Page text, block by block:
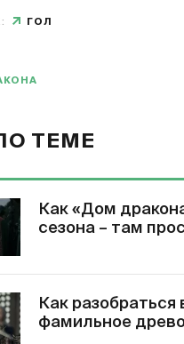
ГОЛ
ТЕМЕ
Как «Дом
сезона – там
Как
фамильное